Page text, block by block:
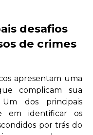
desafios
de crimes
apresentam uma
complicam sua
dos principais
em identificar os
por trás do